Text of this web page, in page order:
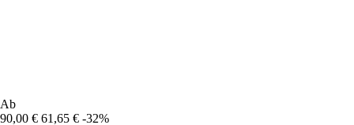
Ab
90,00 € 61,65 € -32%